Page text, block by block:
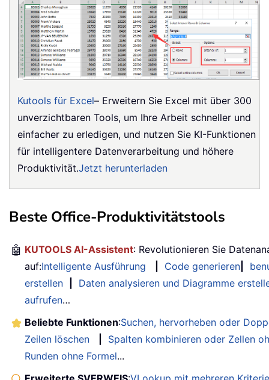
Kutools für Excel– Erweitern Sie Excel mit über 300
unverzichtbaren Tools, um Ihre Arbeit schneller und
einfacher zu erledigen, und nutzen Sie KI-Funktionen
für intelligentere Datenverarbeitung und höhere
Produktivität.Jetzt herunterladen
Beste Office-Produktivitätstools
🤖 KUTOOLS AI-Assistent: Revolutionieren Sie
auf:Intelligente Ausführung Code generieren
erstellen
Daten analysieren und Diagramme
aufrufen…
Beliebte Funktionen:Suchen, hervorheben oder
Zeilen löschen
Spalten kombinieren oder Zellen
Runden ohne Formel...